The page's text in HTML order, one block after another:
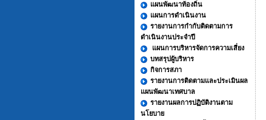
แผนพัฒนาท้องถิ่น
แผนการดำเนินงาน
รายงานการกำกับติดตามการ
ดำเนินงานประจำปี
แผนการบริหารจัดการความเสี่ยง
บทสรุปผู้บริหาร
กิจการสภา
รายงานการติดตามและประเมินผล
แผนพัฒนาเทศบาล
รายงานผลการปฏิบัติงานตาม
นโยบาย